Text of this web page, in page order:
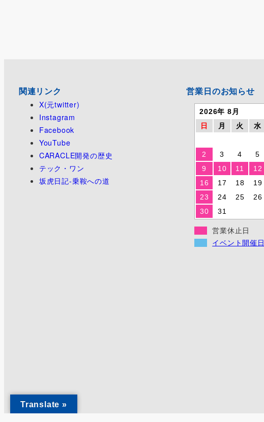
関連リンク
X(元twitter)
Instagram
Facebook
YouTube
CARACLE開発の歴史
テック・ワン
坂虎日記-乗鞍への道
営業日のお知らせ
2026年 8月
日
月 火 水
2
3 4 5
9
10 11 12
16
17 18 19
23
24 25 26
30
31
営業休止日
イベント開催日
Translate »